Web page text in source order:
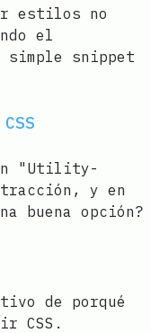
estilos no
el
simple snippet
en "Utility-
tracción, y en
buena opción?
de porqué
CSS.